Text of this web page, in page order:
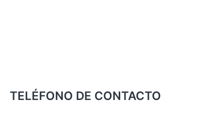
TELÉFONO DE CONTACTO